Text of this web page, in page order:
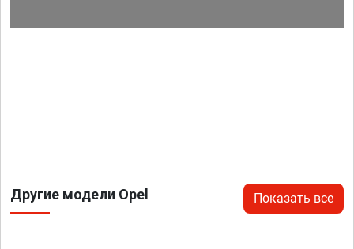
Другие модели Opel Показать все